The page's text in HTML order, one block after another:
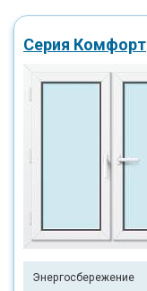
Серия Комфорт
Энергосбережение